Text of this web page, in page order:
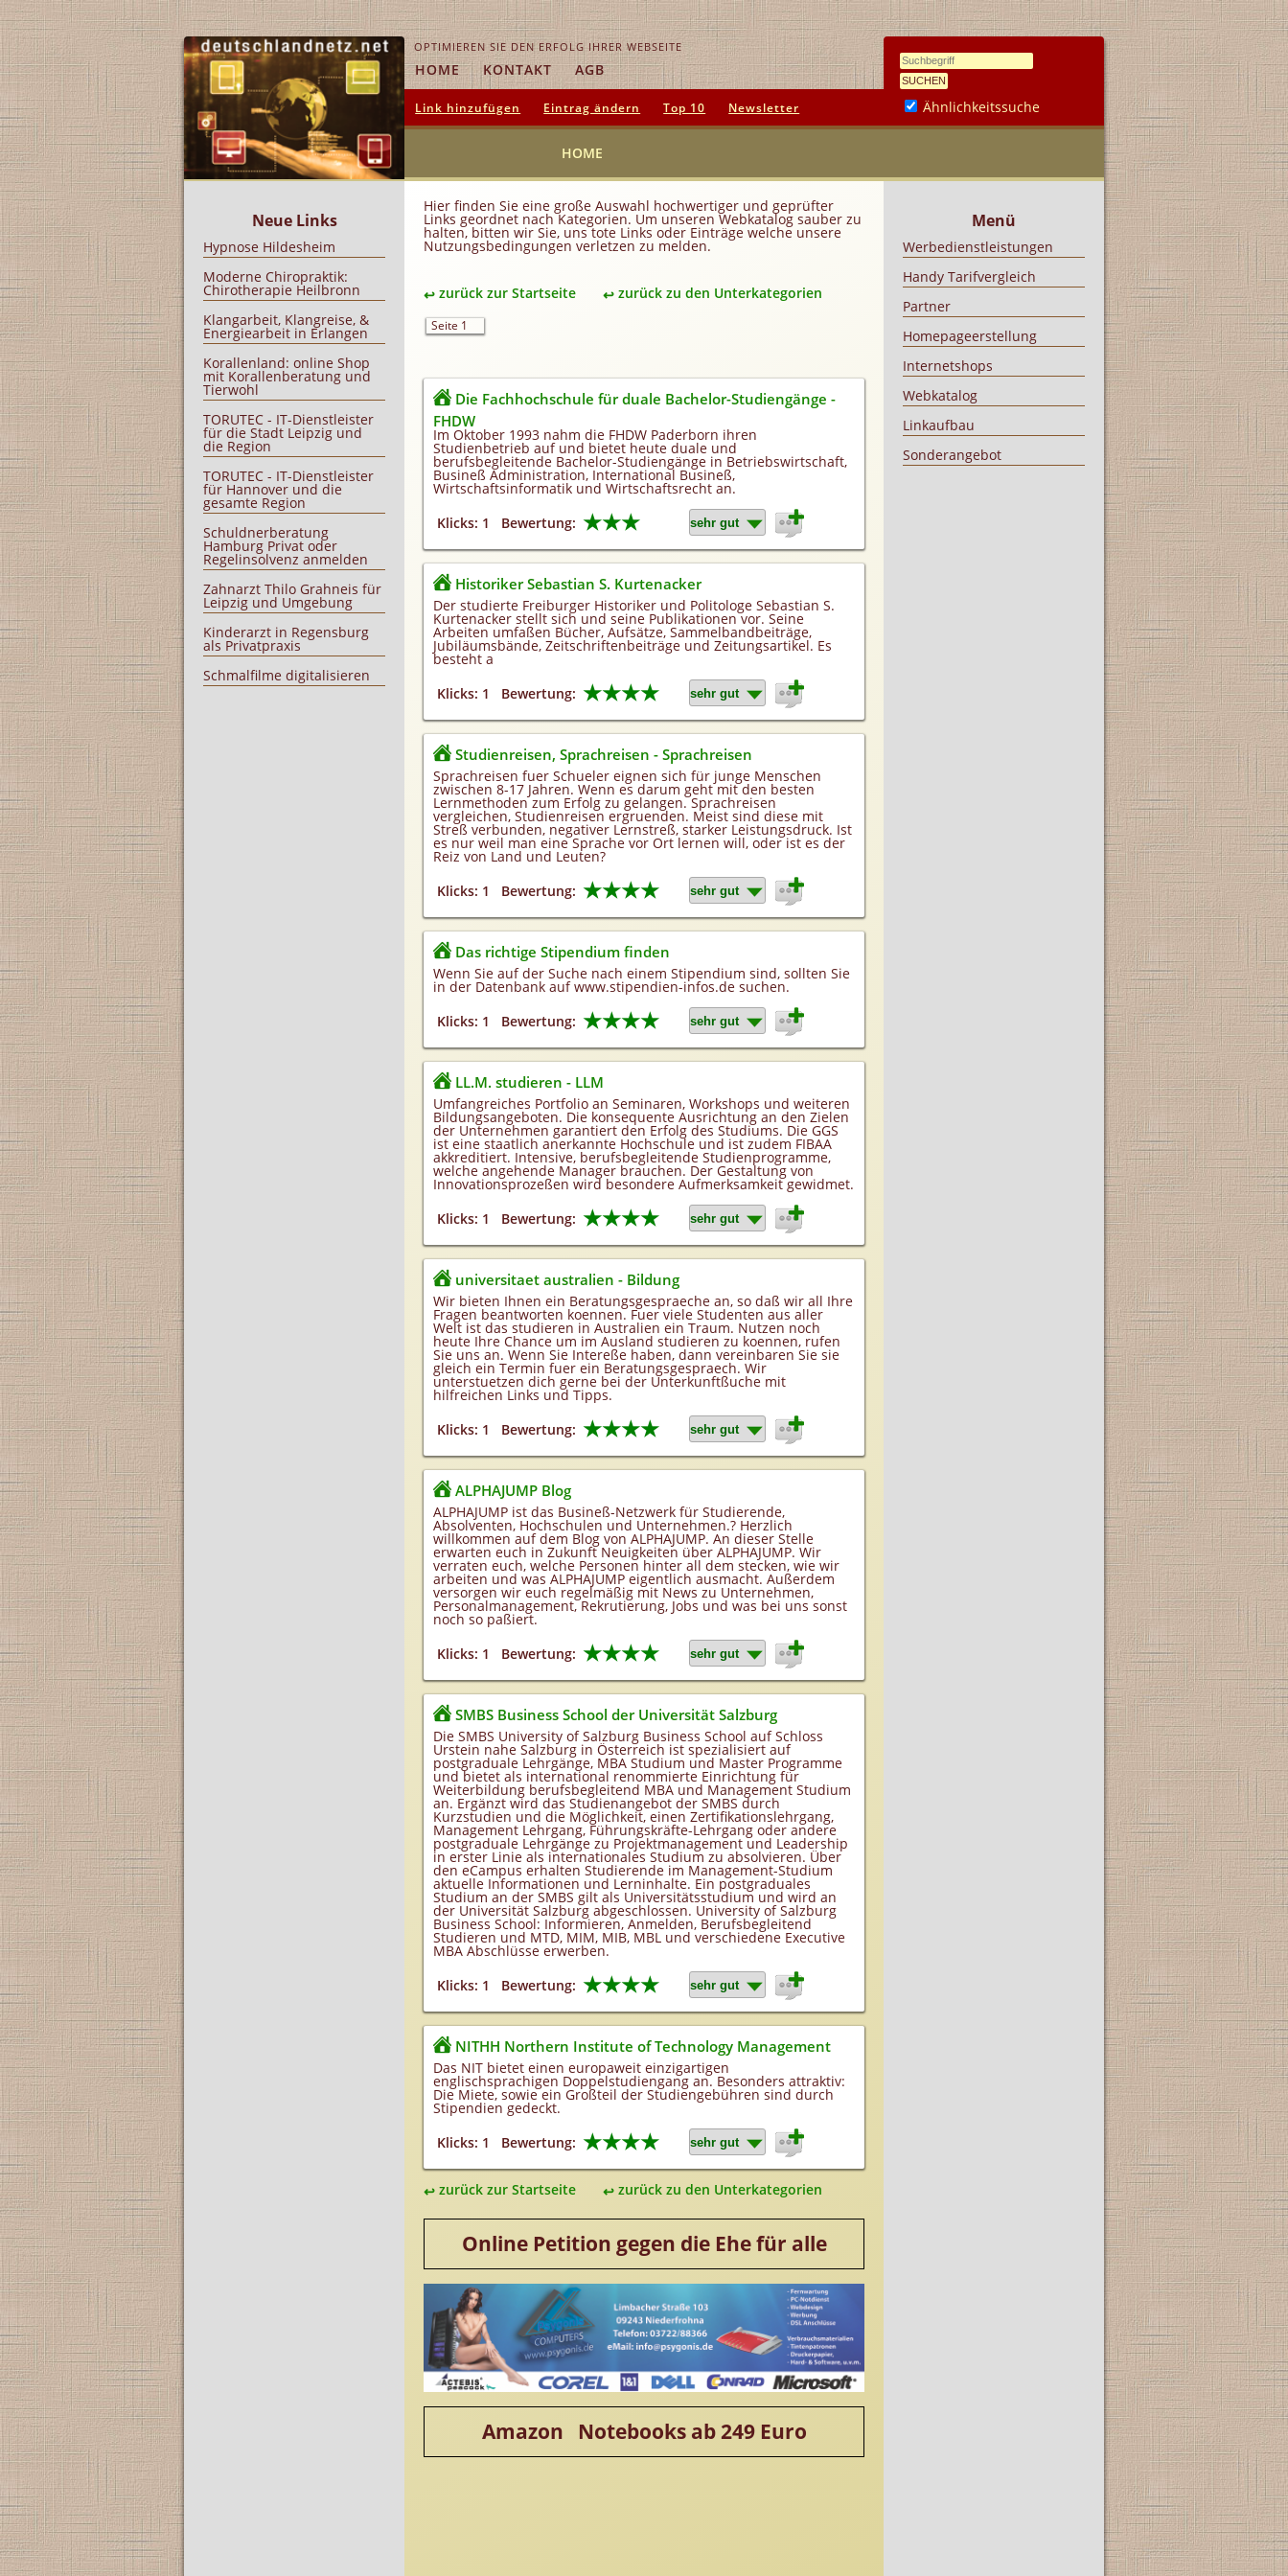
OPTIMIEREN SIE DEN ERFOLG IHRER WEBSEITE
HOME KONTAKT AGB
Link hinzufügen Eintrag ändern Top 10 Newsletter Ähnlichkeitssuche
HOME
Hier finden Sie eine große Auswahl hochwertiger und geprüfter
Links geordnet nach Kategorien. Um unseren Webkatalog sauber zu
halten, bitten wir Sie, uns tote Links oder Einträge welche unsere
Nutzungsbedingungen verletzen zu melden.
zurück zur Startseite zurück zu den Unterkategorien
Seite 1
Die Fachhochschule für duale Bachelor-Studiengänge -
FHDW
Im Oktober 1993 nahm die FHDW Paderborn ihren
Studienbetrieb auf und bietet heute duale und
berufsbegleitende Bachelor-Studiengänge in Betriebswirtschaft,
Busineß Administration, International Busineß,
Wirtschaftsinformatik und Wirtschaftsrecht an.
Klicks: 1
Bewertung: ★★★
Historiker Sebastian S. Kurtenacker
Der studierte Freiburger Historiker und Politologe Sebastian S.
Kurtenacker stellt sich und seine Publikationen vor. Seine
Arbeiten umfaßen Bücher, Aufsätze, Sammelbandbeiträge,
Jubiläumsbände, Zeitschriftenbeiträge und Zeitungsartikel. Es
besteht a
Klicks: 1
Bewertung: ★★★★
Studienreisen, Sprachreisen - Sprachreisen
Sprachreisen fuer Schueler eignen sich für junge Menschen
zwischen 8-17 Jahren. Wenn es darum geht mit den besten
Lernmethoden zum Erfolg zu gelangen. Sprachreisen
vergleichen, Studienreisen ergruenden. Meist sind diese mit
Streß verbunden, negativer Lernstreß, starker Leistungsdruck. Ist
es nur weil man eine Sprache vor Ort lernen will, oder ist es der
Reiz von Land und Leuten?
Klicks: 1
Bewertung: ★★★★
Das richtige Stipendium finden
Wenn Sie auf der Suche nach einem Stipendium sind, sollten Sie
in der Datenbank auf www.stipendien-infos.de suchen.
Klicks: 1
Bewertung: ★★★★
LL.M. studieren - LLM
Umfangreiches Portfolio an Seminaren, Workshops und weiteren
Bildungsangeboten. Die konsequente Ausrichtung an den Zielen
der Unternehmen garantiert den Erfolg des Studiums. Die GGS
ist eine staatlich anerkannte Hochschule und ist zudem FIBAA
akkreditiert. Intensive, berufsbegleitende Studienprogramme,
welche angehende Manager brauchen. Der Gestaltung von
Innovationsprozeßen wird besondere Aufmerksamkeit gewidmet.
Klicks: 1
Bewertung: ★★★★
universitaet australien - Bildung
Wir bieten Ihnen ein Beratungsgespraeche an, so daß wir all Ihre
Fragen beantworten koennen. Fuer viele Studenten aus aller
Welt ist das studieren in Australien ein Traum. Nutzen noch
heute Ihre Chance um im Ausland studieren zu koennen, rufen
Sie uns an. Wenn Sie Intereße haben, dann vereinbaren Sie sie
gleich ein Termin fuer ein Beratungsgespraech. Wir
unterstuetzen dich gerne bei der Unterkunftßuche mit
hilfreichen Links und Tipps.
Klicks: 1
Bewertung: ★★★★
ALPHAJUMP Blog
ALPHAJUMP ist das Busineß-Netzwerk für Studierende,
Absolventen, Hochschulen und Unternehmen.? Herzlich
willkommen auf dem Blog von ALPHAJUMP. An dieser Stelle
erwarten euch in Zukunft Neuigkeiten über ALPHAJUMP. Wir
verraten euch, welche Personen hinter all dem stecken, wie wir
arbeiten und was ALPHAJUMP eigentlich ausmacht. Außerdem
versorgen wir euch regelmäßig mit News zu Unternehmen,
Personalmanagement, Rekrutierung, Jobs und was bei uns sonst
noch so paßiert.
Klicks: 1
Bewertung: ★★★★
SMBS Business School der Universität Salzburg
Die SMBS University of Salzburg Business School auf Schloss
Urstein nahe Salzburg in Österreich ist spezialisiert auf
postgraduale Lehrgänge, MBA Studium und Master Programme
und bietet als international renommierte Einrichtung für
Weiterbildung berufsbegleitend MBA und Management Studium
an. Ergänzt wird das Studienangebot der SMBS durch
Kurzstudien und die Möglichkeit, einen Zertifikationslehrgang,
Management Lehrgang, Führungskräfte-Lehrgang oder andere
postgraduale Lehrgänge zu Projektmanagement und Leadership
in erster Linie als internationales Studium zu absolvieren. Über
den eCampus erhalten Studierende im Management-Studium
aktuelle Informationen und Lerninhalte. Ein postgraduales
Studium an der SMBS gilt als Universitätsstudium und wird an
der Universität Salzburg abgeschlossen. University of Salzburg
Business School: Informieren, Anmelden, Berufsbegleitend
Studieren und MTD, MIM, MIB, MBL und verschiedene Executive
MBA Abschlüsse erwerben.
Klicks: 1
Bewertung: ★★★★
NITHH Northern Institute of Technology Management
Das NIT bietet einen europaweit einzigartigen
englischsprachigen Doppelstudiengang an. Besonders attraktiv:
Die Miete, sowie ein Großteil der Studiengebühren sind durch
Stipendien gedeckt.
Klicks: 1
Bewertung: ★★★★
zurück zur Startseite zurück zu den Unterkategorien
Online Petition gegen die Ehe für alle
Amazon Notebooks ab 249 Euro
Neue Links
Hypnose Hildesheim
Moderne Chiropraktik:
Chirotherapie Heilbronn
Klangarbeit, Klangreise, &
Energiearbeit in Erlangen
Korallenland: online Shop
mit Korallenberatung und
Tierwohl
TORUTEC - IT-Dienstleister
für die Stadt Leipzig und
die Region
TORUTEC - IT-Dienstleister
für Hannover und die
gesamte Region
Schuldnerberatung
Hamburg Privat oder
Regelinsolvenz anmelden
Zahnarzt Thilo Grahneis für
Leipzig und Umgebung
Kinderarzt in Regensburg
als Privatpraxis
Schmalfilme digitalisieren
Menü
Werbedienstleistungen
Handy Tarifvergleich
Partner
Homepageerstellung
Internetshops
Webkatalog
Linkaufbau
Sonderangebot